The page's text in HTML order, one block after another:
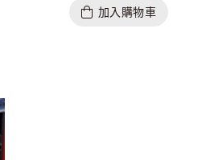
加入購物車